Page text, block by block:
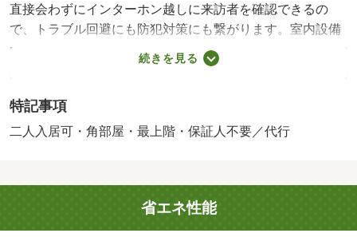
直接会わずにインターホン越しに来訪者を確認できるの
で、トラブル回避にも防犯対策にも繋がります。室内設備
は洗面所独立・浴室乾燥機などが揃っており、とても充実
しています。収納はシューズボックス・クロゼットなどが
す。こちらのアパートでは、駐車場が月額５５００円でご
利用いただけます。価格６万円ながら充実した設備のこち
き物件です。ぜひご覧いただきたい賃貸物件です。１ＬＤ
Ｋの広々したお部屋は、充実した生活の糧です。通風良好
のアパートなのでいつでも新鮮な空気を味わえます。・賃
続きを見る
特記事項
二人入居可・角部屋・最上階・保証人不要／代行
省エネ性能